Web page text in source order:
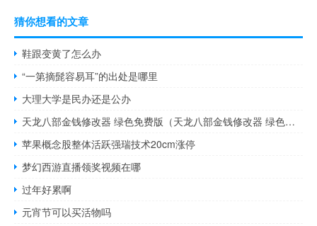
猜你想看的文章
鞋跟变黄了怎么办
“一第摘髭容易耳”的出处是哪里
大理大学是民办还是公办
天龙八部金钱修改器 绿色免费版（天龙八部金钱修改器 绿色免费版功能简介）
苹果概念股整体活跃强瑞技术20cm涨停
梦幻西游直播领奖视频在哪
过年好累啊
元宵节可以买活物吗